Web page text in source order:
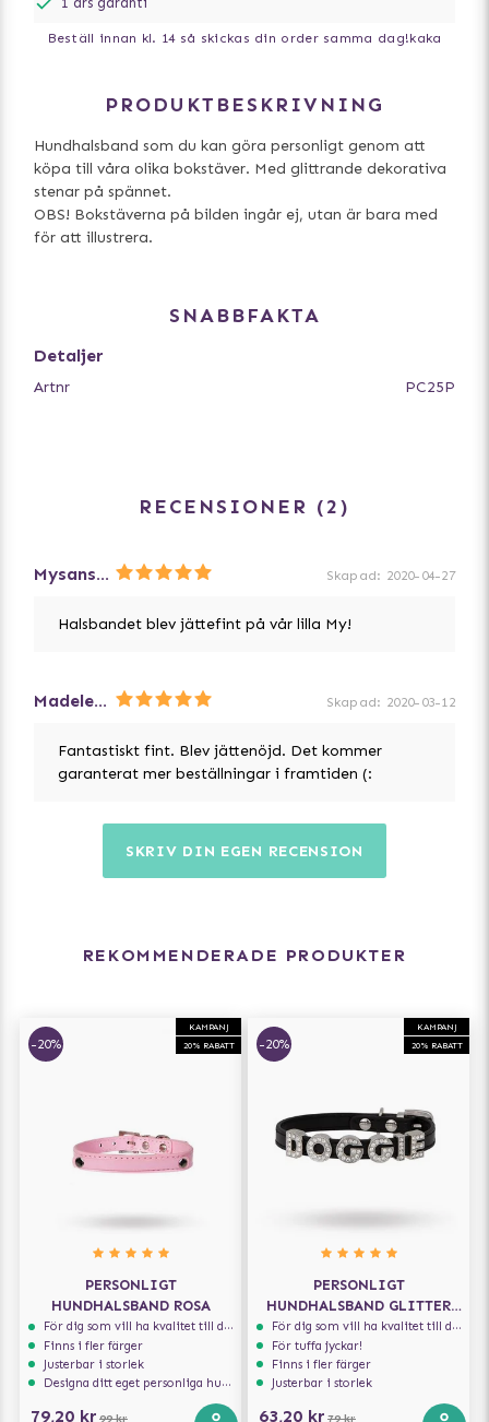
Beställ innan kl. 14 så skickas din order samma dag!kaka
PRODUKTBESKRIVNING
Hundhalsband som du kan göra personligt genom att
köpa till våra olika bokstäver. Med glittrande dekorativa
stenar på spännet.
OBS! Bokstäverna på bilden ingår ej, utan är bara med
för att illustrera.
SNABBFAKTA
Detaljer
Artnr PC25P
RECENSIONER 2
Mysans matte Skapad: 2020-04-27
Halsbandet blev jättefint på vår lilla My!
Madeleine Skapad: 2020-03-12
Fantastiskt fint. Blev jättenöjd. Det kommer
garanterat mer beställningar i framtiden (:
SKRIV DIN EGEN RECENSION
REKOMMENDERADE PRODUKTER
KAMPANJ
20% RABATT
-20%
PERSONLIGT
HUNDHALSBAND ROSA
För dig som vill ha kvalitet till din hund!
Finns i fler färger
Justerbar i storlek
Designa ditt eget personliga hundhalsband
79,20 kr 99 kr
KAMPANJ
20% RABATT
-20%
PERSONLIGT
HUNDHALSBAND GLITTER
SVART
För dig som vill ha kvalitet till din hund!
För tuffa jyckar!
Finns i fler färger
Justerbar i storlek
63,20 kr 79 kr